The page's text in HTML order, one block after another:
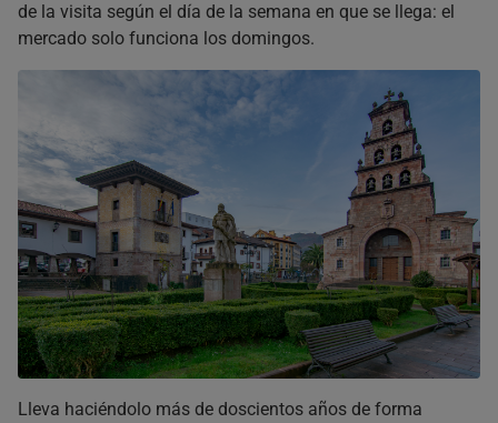
de la visita según el día de la semana en que se llega: el
mercado solo funciona los domingos.
Lleva haciéndolo más de doscientos años de forma